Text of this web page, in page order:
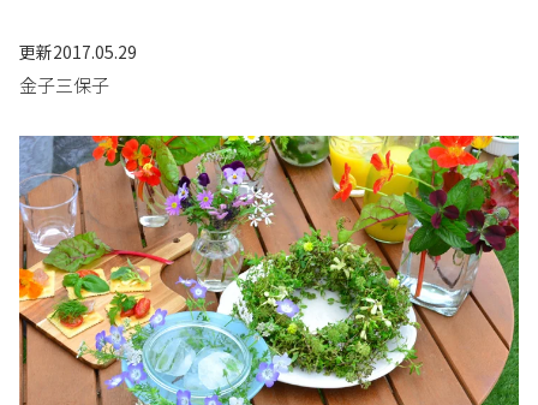
更新2017.05.29
金子三保子